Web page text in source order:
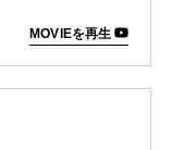
MOVIEを再生